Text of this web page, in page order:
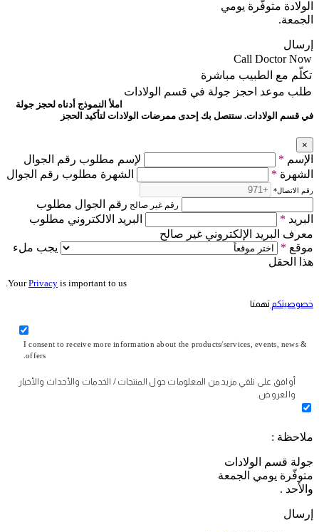
الولادة متوفّرة يومي
الجمعة.
إرسال
Call Doctor Now
تكلّم مع الطبيب مباشرة
طلب موعد احجز جولة في قسم الولادات
املأ النموذج أدناه لحجز جولة
في قسم الولادات. ستتصل بك إحدى ممرضات الولادات لتأكيد الحجز
×
الإسم *
لإسم مطلوب رقم الجوال
الشهرة * الشهرة مطلوب رقم الجوال
رقم الاتصال*
رقم غير صالح رقم الجوال مطلوب
البريد *
البريد الالكتروني مطلوب
معرف البريد الإلكتروني غير صالح
موقع *
يجب ملء
هذا الحقل
YourPrivacy is important to us.
خصوصيتكم تهمنا
I consent to receive more information about the products/services, events, news &
offers.
أوافق على تلقي مزيد من المعلومات حول المنتجات / الخدمات والأحداث والأخبار
والعروض.
ملاحظة :
جولة قسم الولادات
متوفّرة يومي الجمعة
والأحد .
إرسال